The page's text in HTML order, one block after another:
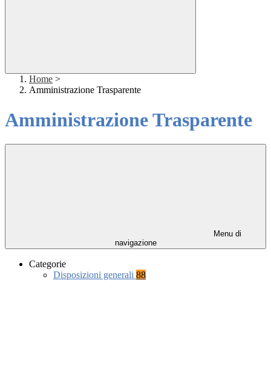
Home >
Amministrazione Trasparente
Amministrazione Trasparente
Menu di
navigazione
Categorie
Disposizioni generali 88